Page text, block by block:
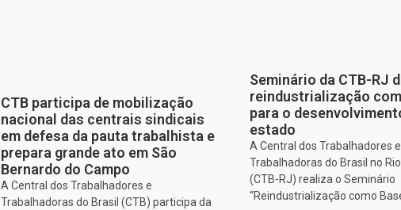
CTB participa de mobilização
nacional das centrais sindicais
em defesa da pauta trabalhista e
prepara grande ato em São
Bernardo do Campo
A Central dos Trabalhadores e
Trabalhadoras do Brasil (CTB) participa da
Seminário da CTB-RJ
reindustrialização
para o
estado
A Central dos Trabalhadores e
Trabalhadoras do Brasil no
(CTB-RJ) realiza o Seminário
“Reindustrialização como